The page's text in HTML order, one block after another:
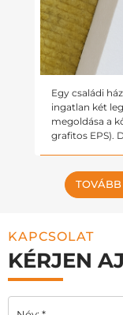
Egy családi
ingatlan két
megoldása a
grafitos EPS).
TOVÁBB
KAPCSOLAT
KÉRJEN